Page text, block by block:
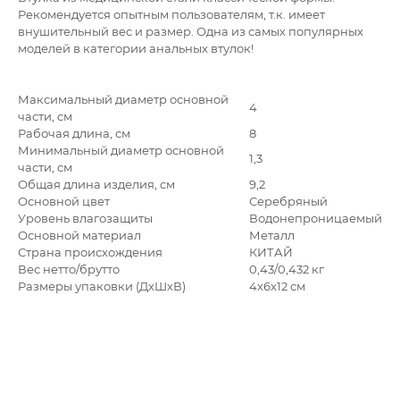
Рекомендуется опытным пользователям, т.к. имеет
внушительный вес и размер. Одна из самых популярных
моделей в категории анальных втулок!
Максимальный диаметр основной
части, см
4
Рабочая длина, см
8
Минимальный диаметр основной
части, см
1,3
Общая длина изделия, см
9,2
Основной цвет
Серебряный
Уровень влагозащиты
Водонепроницаемый
Основной материал
Металл
Страна происхождения
КИТАЙ
Вес нетто/брутто
0,43/0,432 кг
Размеры упаковки (ДхШхВ)
4x6x12 см